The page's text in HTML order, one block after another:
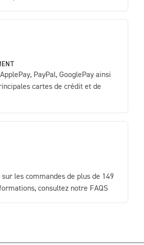
PayPal, GooglePay ainsi
cartes de crédit et de
les commandes de plus de 149
consultez notre FAQS